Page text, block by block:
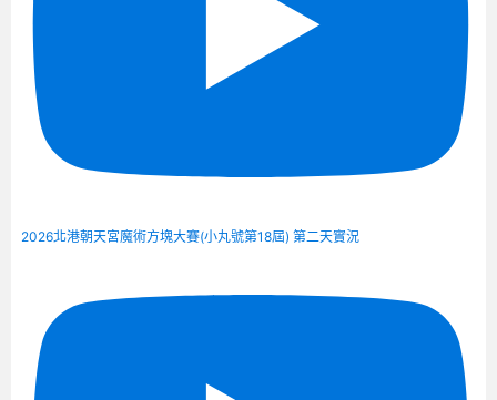
2026北港朝天宮魔術方塊大賽(小丸號第18屆) 第二天實況